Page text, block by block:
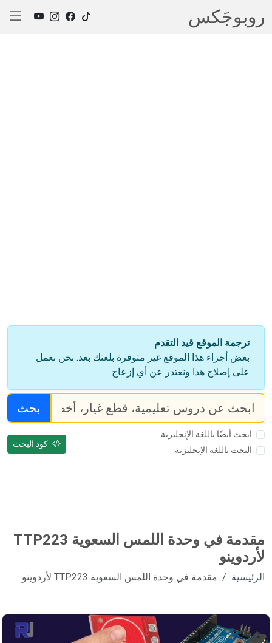
روبوجَکس
ترجمة الموقع قيد التقدم
بعض أجزاء هذا الموقع غير متوفرة بلغتك بعد. نحن نعمل
على إصلاح هذا ونعتذر عن أي إزعاج.
بحث
ابحث أيضًا باللغة الإنجليزية
البحث باللغة الإنجليزية
كود البحث
مقدمة في وحدة اللمس السعوية TTP223
لأردوينو
الرئيسية مقدمة في وحدة اللمس السعوية TTP223 لأردوينو